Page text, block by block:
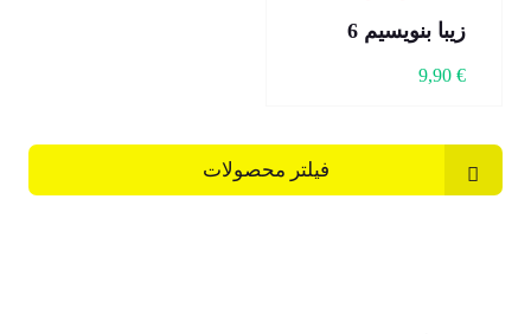
زیبا بنویسیم 6
9,90 €
فیلتر محصولات